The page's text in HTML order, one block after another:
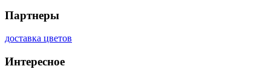
Партнеры
доставка цветов
Интересное